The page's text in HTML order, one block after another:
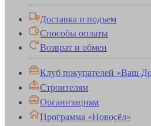
Доставка и подъем
Способы оплаты
Возврат и обмен
Клуб покупателей «Ваш
Строителям
Организациям
Программа «Новосёл»